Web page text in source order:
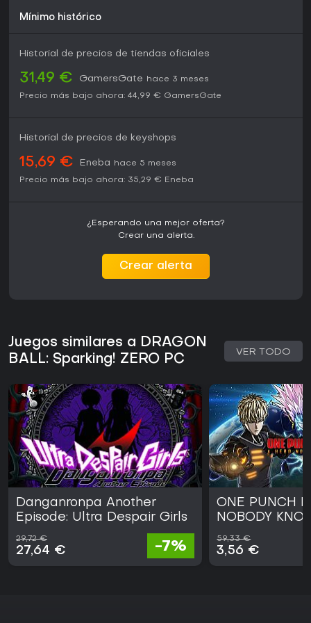
Mínimo histórico
Historial de precios de tiendas oficiales
31,49 € GamersGate
hace 3 meses
Precio más bajo ahora: 44,99 € GamersGate
Historial de precios de keyshops
15,69 € Eneba
hace 5 meses
Precio más bajo ahora: 35,29 € Eneba
¿Esperando una mejor oferta?
Crear una alerta.
Crear alerta
Juegos similares a DRAGON
BALL: Sparking! ZERO PC
VER TODO
Danganronpa Another
Episode: Ultra Despair Girls
29,72 €
27,64 € -7%
ONE PUNCH
NOBODY
59,33 €
3,56 €